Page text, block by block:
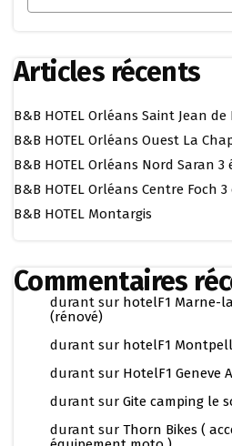
Articles récents
B&B HOTEL Orléans Saint Jean de
B&B HOTEL Orléans Ouest La
B&B HOTEL Orléans Nord Saran 3
B&B HOTEL Orléans Centre Foch
B&B HOTEL Montargis
Commentaires
durant sur hotelF1 Marne-
(rénové)
durant sur hotelF1
durant sur HotelF1 Geneve
durant sur Gite camping le
durant sur Thorn Bikes (